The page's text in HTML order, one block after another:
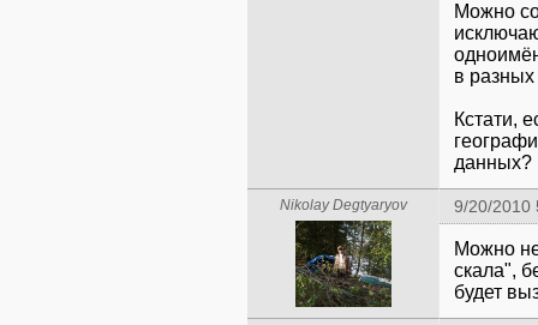
Можно
в
Кстати,
данных?
Nikolay Degtyaryov 9/20/2010
Можно
скала",
будет